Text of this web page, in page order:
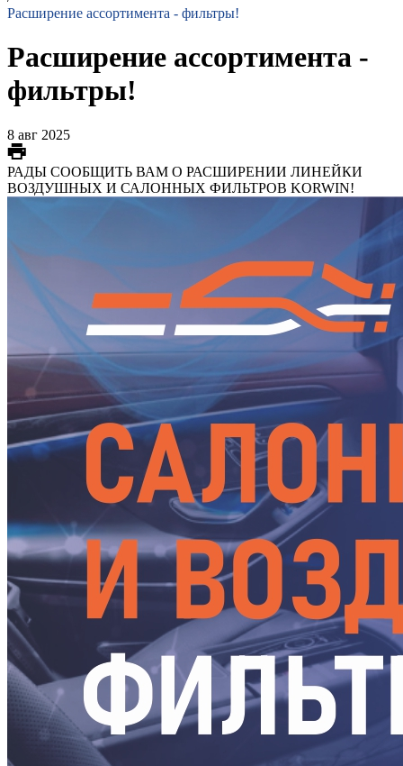
Расширение ассортимента - фильтры!
Расширение ассортимента -
фильтры!
8 авг 2025
РАДЫ СООБЩИТЬ ВАМ О РАСШИРЕНИИ ЛИНЕЙКИ
ВОЗДУШНЫХ И САЛОННЫХ ФИЛЬТРОВ KORWIN!